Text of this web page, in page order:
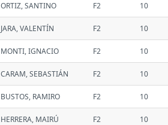
ORTIZ, SANTINO F2 10
JARA, VALENTÍN F2 10
MONTI, IGNACIO F2 10
CARAM, SEBASTIÁN F2 10
BUSTOS, RAMIRO F2 10
HERRERA, MAIRÚ F2 10